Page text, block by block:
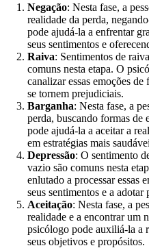
Negação: Nesta fase, a
realidade da perda,
pode ajudá-la a enfrentar
seus sentimentos e
Raiva: Sentimentos de
comuns nesta etapa. O
canalizar essas emoções
se tornem prejudiciais.
Barganha: Nesta fase, a
perda, buscando formas
pode ajudá-la a aceitar a
em estratégias mais
Depressão: O sentimento
vazio são comuns nesta
enlutado a processar essas
seus sentimentos e a
Aceitação: Nesta fase, a
realidade e a encontrar um
psicólogo pode auxiliá-la a
seus objetivos e propósitos.